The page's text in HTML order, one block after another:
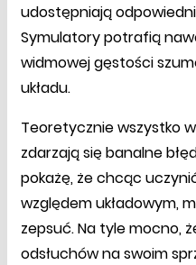
udostępniają
Symulatory potrafią
widmowej gęstości
układu.
Teoretycznie wszystko
zdarzają się banalne
pokażę, że chcąc
względem układowym,
zepsuć. Na tyle mocno,
odsłuchów na swoim